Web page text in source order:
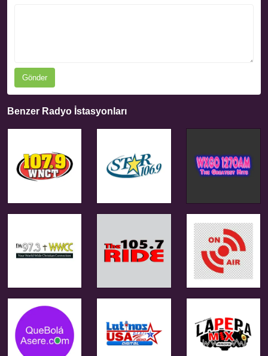
Gönder
Benzer Radyo İstasyonları